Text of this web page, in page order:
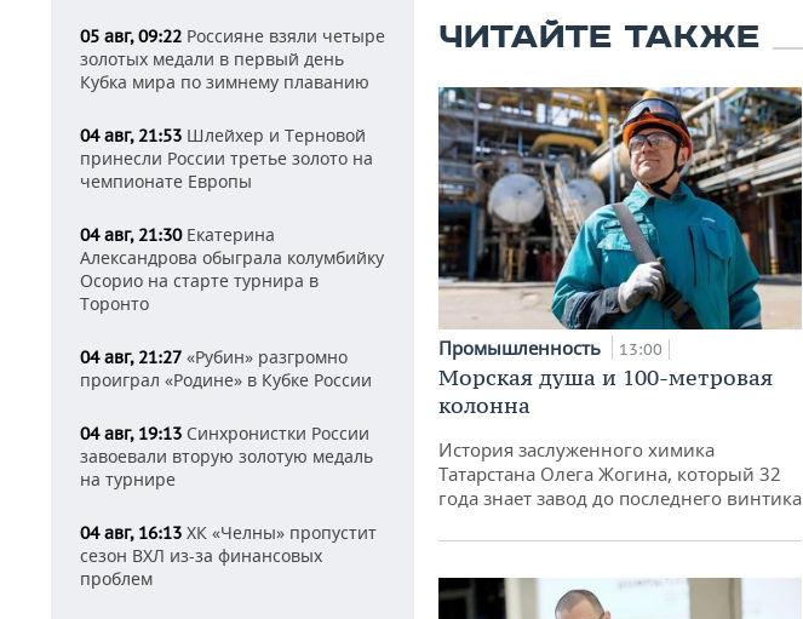
05 авг, 09:22 Россияне взяли четыре
золотых медали в первый день
Кубка мира по зимнему плаванию
04 авг, 21:53 Шлейхер и Терновой
принесли России третье золото на
чемпионате Европы
04 авг, 21:30Екатерина
Александрова обыграла колумбийку
Осорио на старте турнира в
Торонто
04 авг, 21:27 «Рубин» разгромно
проиграл «Родине» в Кубке России
04 авг, 19:13 Синхронистки России
завоевали вторую золотую медаль
на турнире
04 авг, 16:13 ХК «Челны» пропустит
сезон ВХЛ из-за финансовых
проблем
ЧИТАЙТЕ ТАКЖЕ
Промышленность 13:00
Морская душа и 100-метровая
колонна
История заслуженного химика
Татарстана Олега Жогина, который 32
года знает завод до последнего винтика